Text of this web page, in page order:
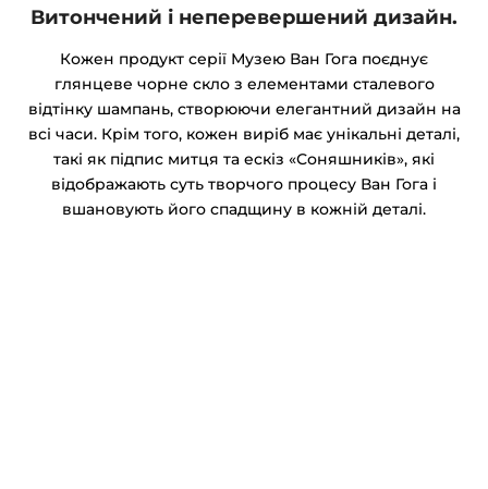
Витончений і неперевершений дизайн.
Кожен продукт серії Музею Ван Гога поєднує
глянцеве чорне скло з елементами сталевого
відтінку шампань, створюючи елегантний дизайн на
всі часи. Крім того, кожен виріб має унікальні деталі,
такі як підпис митця та ескіз «Соняшників», які
відображають суть творчого процесу Ван Гога і
вшановують його спадщину в кожній деталі.